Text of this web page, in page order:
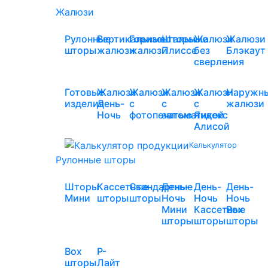
Жалюзи
Рулонные
шторы
Вертикальные
жалюзи
Горизонтальные
жалюзи
Шторы
Плиссе
Жалюзи
без
сверления
Жалюзи
Блэкаут
Готовые
изделия
Жалюзи
День-
Ночь
Жалюзи
с
фотопечатью
Жалюзи
с
автоматикой
Жалюзи
с
Яндекс
Алисой
жалюзи
Калькулятор
Рулонные шторы
Шторы
Мини
Кассетные
шторы
Стандартные
шторы
День-
Ночь
Мини
шторы
День-
Ночь
Кассетные
шторы
День-
Ночь
Box
шторы
Box
шторы
Р-
Лайт